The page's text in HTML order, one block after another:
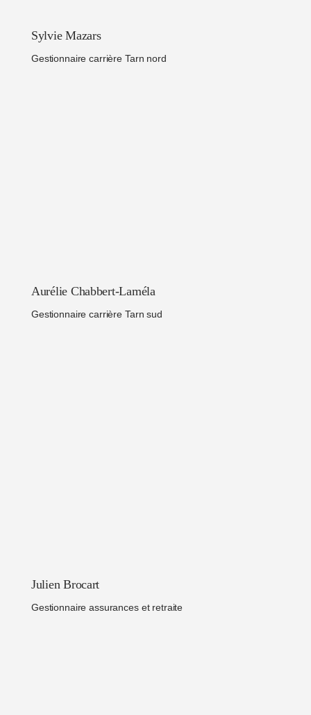
Sylvie Mazars
Gestionnaire carrière Tarn nord
Aurélie Chabbert-Laméla
Gestionnaire carrière Tarn sud
Julien Brocart
Gestionnaire assurances et retraite